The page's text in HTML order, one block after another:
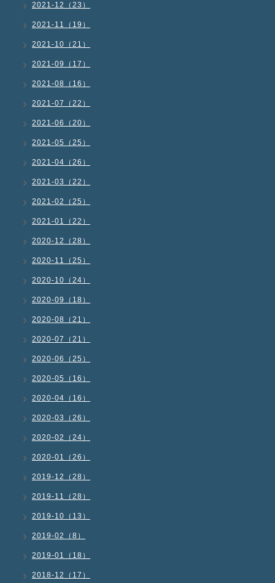
2021-12（23）
2021-11（19）
2021-10（21）
2021-09（17）
2021-08（16）
2021-07（22）
2021-06（20）
2021-05（25）
2021-04（26）
2021-03（22）
2021-02（25）
2021-01（22）
2020-12（28）
2020-11（25）
2020-10（24）
2020-09（18）
2020-08（21）
2020-07（21）
2020-06（25）
2020-05（16）
2020-04（16）
2020-03（26）
2020-02（24）
2020-01（26）
2019-12（28）
2019-11（28）
2019-10（13）
2019-02（8）
2019-01（18）
2018-12（17）